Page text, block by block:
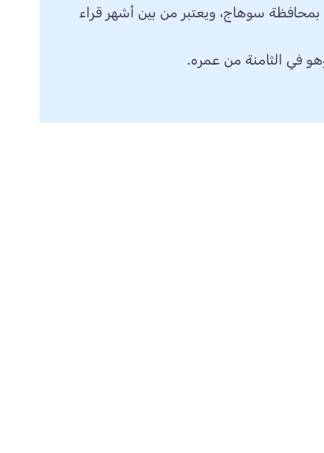
صديق المنشاوي رحمه الله قارئ من دولة مصر، ولد سنة 1919 م بمحافظة سوهاج، ويعتبر من بين أشهر قراء
في الثامنة من عمره.